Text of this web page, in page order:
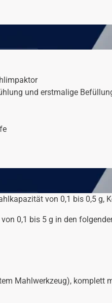
und erstmalige
von 0,1 bis 0,5
0,1 bis 5 g in den
Mahlwerkzeug), komplett